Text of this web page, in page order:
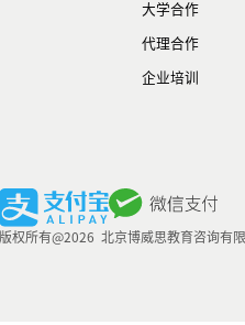
大学合作
代理合作
企业培训
版权所有@2026 北京博威思教育咨询有